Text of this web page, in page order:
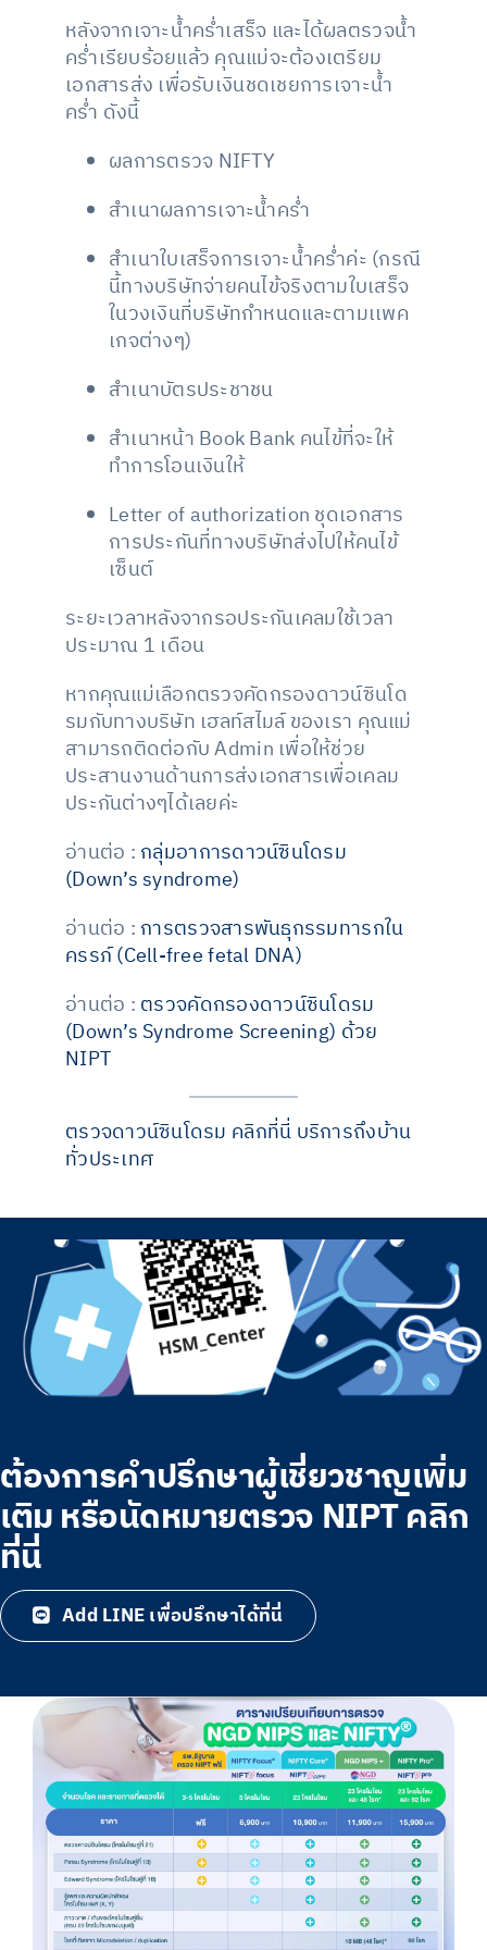
หลังจากเจาะน้ำคร่ำเสร็จ และได้ผลตรวจน้ำ
คร่ำเรียบร้อยแล้ว คุณแม่จะต้องเตรียม
เอกสารส่ง เพื่อรับเงินชดเชยการเจาะน้ำ
คร่ำ ดังนี้
ผลการตรวจ NIFTY
สำเนาผลการเจาะน้ำคร่ำ
สำเนาใบเสร็จการเจาะน้ำคร่ำค่ะ (กรณี
นี้ทางบริษัทจ่ายคนไข้จริงตามใบเสร็จ
ในวงเงินที่บริษัทกำหนดและตามเเพค
เกจต่างๆ)
สำเนาบัตรประชาชน
สำเนาหน้า Book Bank คนไข้ที่จะให้
ทำการโอนเงินให้
Letter of authorization ชุดเอกสาร
การประกันที่ทางบริษัทส่งไปให้คนไข้
เซ็นต์
ระยะเวลาหลังจากรอประกันเคลมใช้เวลา
ประมาณ 1 เดือน
หากคุณแม่เลือกตรวจคัดกรองดาวน์ซินโด
รมกับทางบริษัท เฮลท์สไมล์ ของเรา คุณแม่
สามารถติดต่อกับ Admin เพื่อให้ช่วย
ประสานงานด้านการส่งเอกสารเพื่อเคลม
ประกันต่างๆได้เลยค่ะ
อ่านต่อ : กลุ่มอาการดาวน์ซินโดรม
(Down’s syndrome)
อ่านต่อ : การตรวจสารพันธุกรรมทารกใน
ครรภ์ (Cell-free fetal DNA)
อ่านต่อ : ตรวจคัดกรองดาวน์ซินโดรม
(Down’s Syndrome Screening) ด้วย
NIPT
ตรวจดาวน์ซินโดรม คลิกที่นี่ บริการถึงบ้าน
ทั่วประเทศ
ต้องการคำปรึกษาผู้เชี่ยวชาญเพิ่ม
เติม หรือนัดหมายตรวจ NIPT คลิก
ที่นี่
Add LINE เพื่อปรึกษาได้ที่นี่